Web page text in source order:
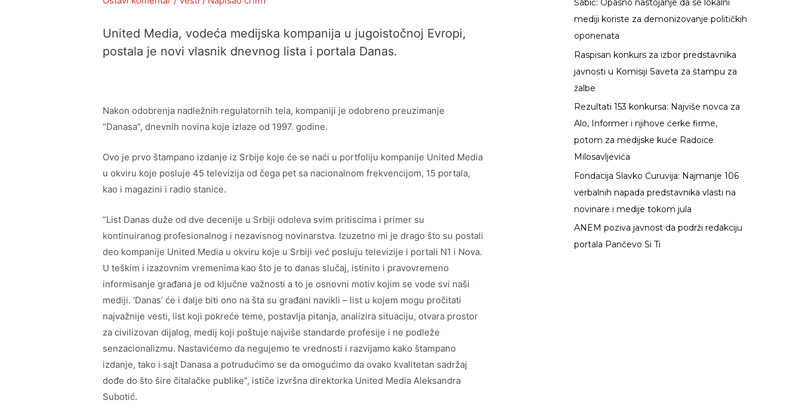
United Media, vodeća medijska kompanija u jugoistočnoj Evropi,
postala je novi vlasnik dnevnog lista i portala Danas.
Nakon odobrenja nadležnih regulatornih tela, kompaniji je odobreno preuzimanje
“Danasa”, dnevnih novina koje izlaze od 1997. godine.
Ovo je prvo štampano izdanje iz Srbije koje će se naći u portfoliju kompanije United Media
u okviru koje posluje 45 televizija od čega pet sa nacionalnom frekvencijom, 15 portala,
kao i magazini i radio stanice.
“List Danas duže od dve decenije u Srbiji odoleva svim pritiscima i primer su
kontinuiranog profesionalnog i nezavisnog novinarstva. Izuzetno mi je drago što su postali
deo kompanije United Media u okviru koje u Srbiji već posluju televizije i portali N1 i Nova.
U teškim i izazovnim vremenima kao što je to danas slučaj, istinito i pravovremeno
informisanje građana je od ključne važnosti a to je osnovni motiv kojim se vode svi naši
mediji. ‘Danas’ će i dalje biti ono na šta su građani navikli – list u kojem mogu pročitati
najvažnije vesti, list koji pokreće teme, postavlja pitanja, analizira situaciju, otvara prostor
za civilizovan dijalog, medij koji poštuje najviše standarde profesije i ne podleže
senzacionalizmu. Nastavićemo da negujemo te vrednosti i razvijamo kako štampano
izdanje, tako i sajt Danasa a potrudućimo se da omogućimo da ovako kvalitetan sadržaj
dođe do što šire čitalačke publike”, ističe izvršna direktorka United Media Aleksandra
Subotić.
g
a
z
a
:
Šabić: Opasno nastojanje da se lokalni
mediji koriste za demonizovanje političkih
oponenata
Raspisan konkurs za izbor predstavnika
javnosti u Komisiji Saveta za štampu za
žalbe
Rezultati 153 konkursa: Najviše novca za
Alo, Informer i njihove ćerke firme,
potom za medijske kuće Radoice
Milosavljevića
Fondacija Slavko Ćuruvija: Najmanje 106
verbalnih napada predstavnika vlasti na
novinare i medije tokom jula
ANEM poziva javnost da podrži redakciju
portala Pančevo Si Ti